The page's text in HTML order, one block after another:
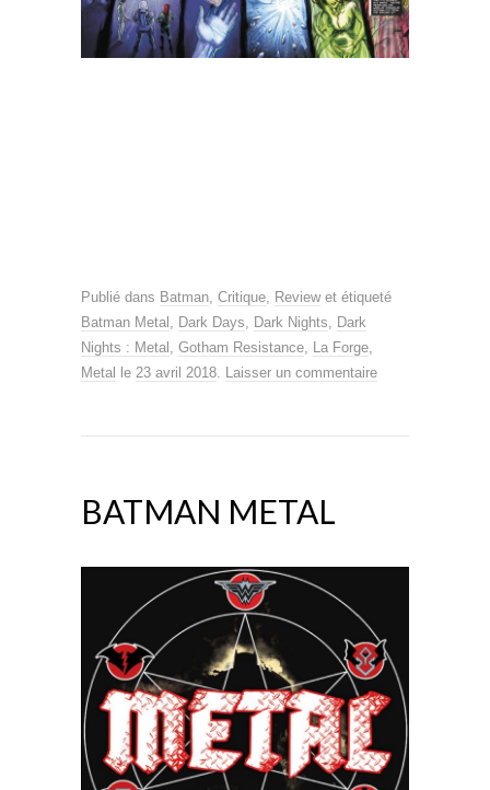
Publié dans Batman, Critique, Reviewet étiqueté
Batman Metal , Dark Days, Dark Nights, Dark
Nights : Metal , Gotham Resistance, La Forge,
Metal
le 23 avril 2018. Laisser un commentaire
BATMAN METAL